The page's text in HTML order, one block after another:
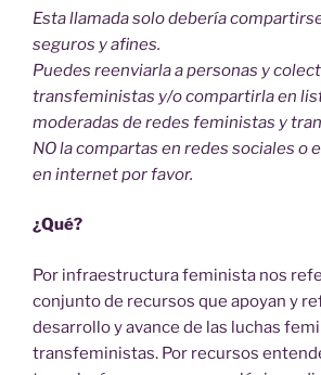
Esta llamada solo debería
seguros y afines.
Puedes reenviarla a personas y
transfeministas y/o compartirla en
moderadas de redes feministas y
NO la compartas en redes sociales o
en internet por favor.
¿Qué?
Por infraestructura feminista nos
conjunto de recursos que apoyan y
desarrollo y avance de las luchas
transfeministas. Por recursos